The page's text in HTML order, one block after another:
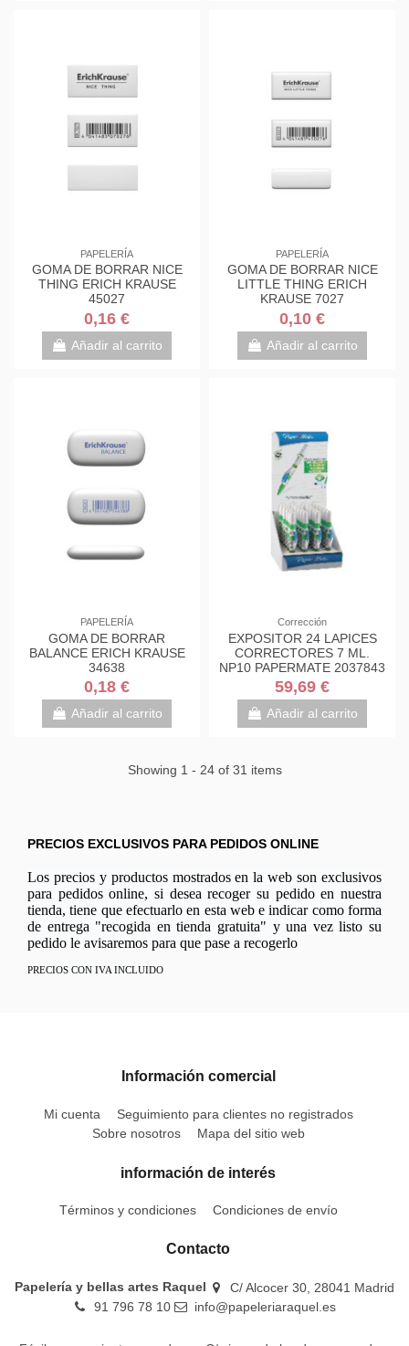
PAPELERÍA
GOMA DE BORRAR NICE
THING ERICH KRAUSE
45027
0,16 €
Añadir al carrito
PAPELERÍA
GOMA DE BORRAR NICE
LITTLE THING ERICH
KRAUSE 7027
0,10 €
Añadir al carrito
PAPELERÍA
GOMA DE BORRAR
BALANCE ERICH KRAUSE
34638
0,18 €
Añadir al carrito
Corrección
EXPOSITOR 24 LAPICES
CORRECTORES 7 ML.
NP10 PAPERMATE 2037843
59,69 €
Añadir al carrito
Showing 1 - 24 of 31 items
PRECIOS EXCLUSIVOS PARA PEDIDOS ONLINE
Los precios y productos mostrados en la web son exclusivos
para pedidos online, si desea recoger su pedido en nuestra
tienda, tiene que efectuarlo en esta web e indicar como forma
de entrega "recogida en tienda gratuita" y una vez listo su
pedido le avisaremos para que pase a recogerlo
PRECIOS CON IVA INCLUIDO
Información comercial
Mi cuenta
Seguimiento para clientes no registrados
Sobre nosotros
Mapa del sitio web
información de interés
Términos y condiciones Condiciones de envío
Contacto
Papelería y bellas artes Raquel
C/ Alcocer 30, 28041 Madrid
91 796 78 10
info@papeleriaraquel.es